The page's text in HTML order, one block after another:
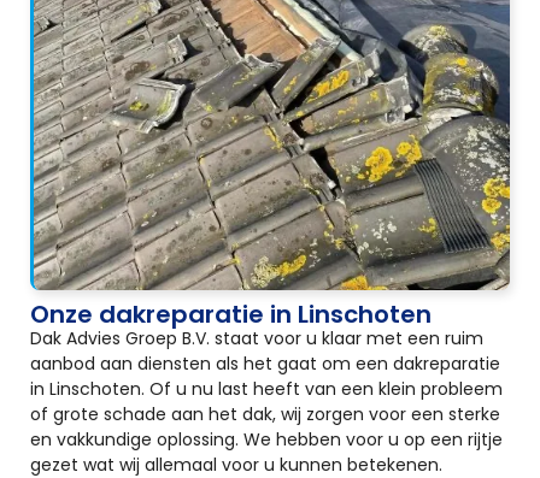
Onze dakreparatie in Linschoten
Dak Advies Groep B.V. staat voor u klaar met een ruim
aanbod aan diensten als het gaat om een dakreparatie
in Linschoten. Of u nu last heeft van een klein probleem
of grote schade aan het dak, wij zorgen voor een sterke
en vakkundige oplossing. We hebben voor u op een rijtje
gezet wat wij allemaal voor u kunnen betekenen.